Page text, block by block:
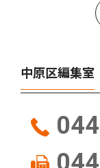
中原区編集室